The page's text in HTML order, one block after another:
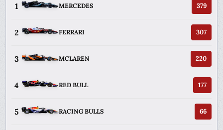
1 MERCEDES 379
2 FERRARI 307
3 MCLAREN 220
4 RED BULL 177
5 RACING BULLS 66